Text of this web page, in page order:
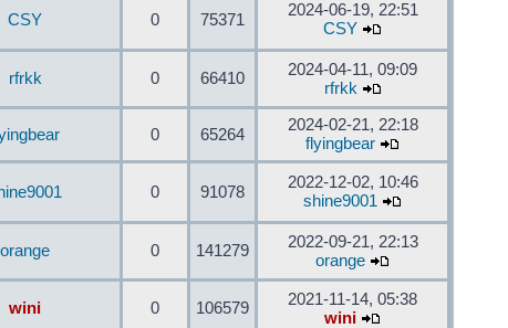
CSY 0 75371
2024-06-19, 22:51
CSY
rfrkk 0 66410
2024-04-11, 09:09
rfrkk
0 65264
2024-02-21, 22:18
flyingbear
0 91078
2022-12-02, 10:46
shine9001
orange 0 141279
2022-09-21, 22:13
orange
wini 0 106579
2021-11-14, 05:38
wini